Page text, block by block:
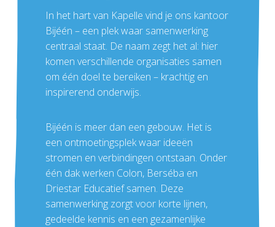
In het hart van Kapelle vind je ons kantoor
Bijéén – een plek waar samenwerking
centraal staat. De naam zegt het al: hier
komen verschillende organisaties samen
om één doel te bereiken – krachtig en
inspirerend onderwijs.
Bijéén is meer dan een gebouw. Het is
een ontmoetingsplek waar ideeën
stromen en verbindingen ontstaan. Onder
één dak werken Colon, Berséba en
Driestar Educatief samen. Deze
samenwerking zorgt voor korte lijnen,
gedeelde kennis en een gezamenlijke